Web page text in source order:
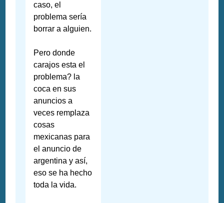
caso, el
problema sería
borrar a alguien.
Pero donde
carajos esta el
problema? la
coca en sus
anuncios a
veces remplaza
cosas
mexicanas para
el anuncio de
argentina y así,
eso se ha hecho
toda la vida.